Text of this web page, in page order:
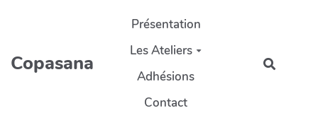
Aller au contenu principal
Copasana
Présentation
Les Ateliers
Adhésions
Contact